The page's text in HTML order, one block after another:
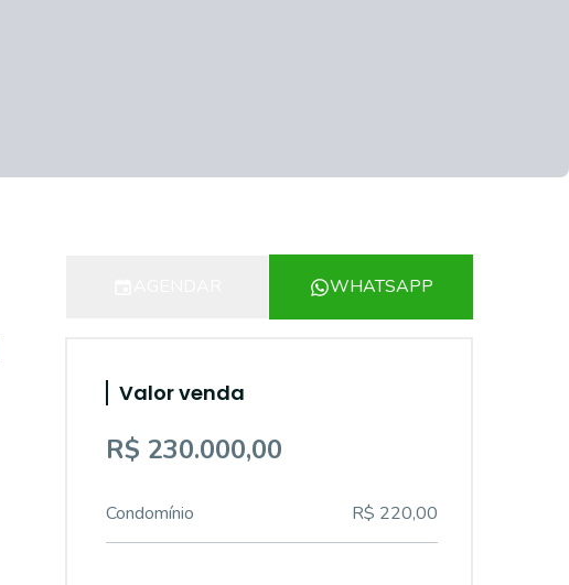
WHATSAPP
Valor venda
R$ 230.000,00
Condomínio R$ 220,00